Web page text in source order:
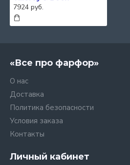
7924 руб.
«Все про фарфор»
О нас
Доставка
Политика безопасности
Условия заказа
Контакты
Личный кабинет